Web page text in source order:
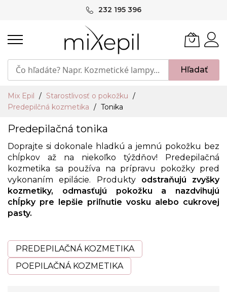
232 195 396
Hľadať
Mix Epil
Starostlivosť o pokožku
Predepilčná kozmetika
Tonika
Predepilačná tonika
Doprajte si dokonale hladkú a jemnú pokožku bez
chĺpkov až na niekoľko týždňov! Predepilačná
kozmetika sa používa na prípravu pokožky pred
vykonaním epilácie. Produkty odstraňujú zvyšky
kozmetiky, odmasťujú pokožku a nazdvihujú
chĺpky pre lepšie priľnutie vosku alebo cukrovej
pasty.
PREDEPILAČNÁ KOZMETIKA
POEPILAČNÁ KOZMETIKA